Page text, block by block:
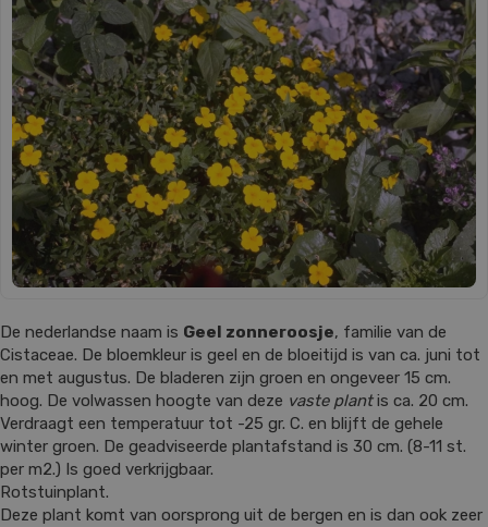
De nederlandse naam is Geel zonneroosje, familie van de
Cistaceae. De bloemkleur is geel en de bloeitijd is van ca. juni tot
en met augustus. De bladeren zijn groen en ongeveer 15 cm.
hoog. De volwassen hoogte van deze vaste plantis ca. 20 cm.
Verdraagt een temperatuur tot -25 gr. C. en blijft de gehele
winter groen. De geadviseerde plantafstand is 30 cm. (8-11 st.
per m2.) Is goed verkrijgbaar.
Rotstuinplant.
Deze plant komt van oorsprong uit de bergen en is dan ook zeer